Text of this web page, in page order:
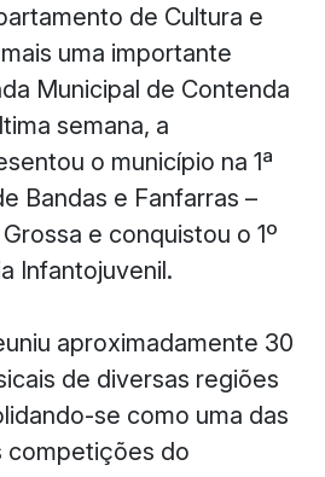
de Cultura e
uma importante
Municipal de Contenda
semana, a
o município na 1ª
Bandas e Fanfarras –
e conquistou o 1º
Infantojuvenil.
aproximadamente 30
de diversas regiões
se como uma das
competições do